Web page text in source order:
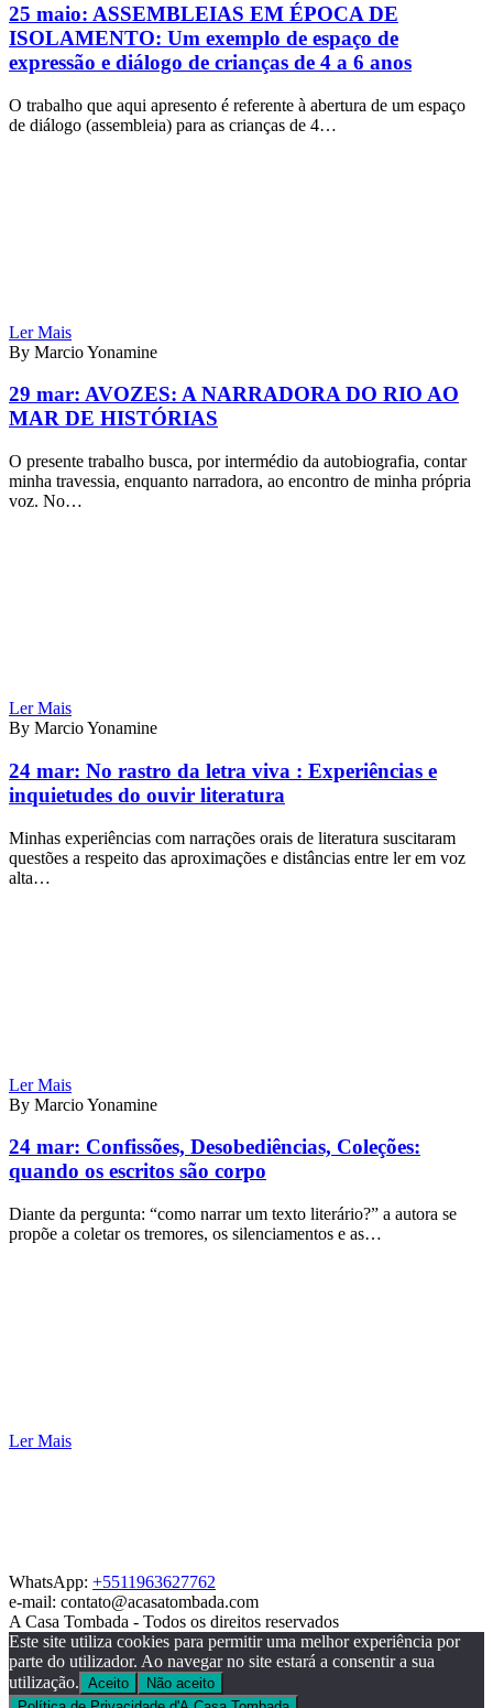
25 maio: ASSEMBLEIAS EM ÉPOCA DE
ISOLAMENTO: Um exemplo de espaço de
expressão e diálogo de crianças de 4 a 6 anos
O trabalho que aqui apresento é referente à abertura de um espaço
de diálogo (assembleia) para as crianças de 4…
Ler Mais
By Marcio Yonamine
29 mar: AVOZES: A NARRADORA DO RIO AO
MAR DE HISTÓRIAS
O presente trabalho busca, por intermédio da autobiografia, contar
minha travessia, enquanto narradora, ao encontro de minha própria
voz. No…
Ler Mais
By Marcio Yonamine
24 mar: No rastro da letra viva : Experiências e
inquietudes do ouvir literatura
Minhas experiências com narrações orais de literatura suscitaram
questões a respeito das aproximações e distâncias entre ler em voz
alta…
Ler Mais
By Marcio Yonamine
24 mar: Confissões, Desobediências, Coleções:
quando os escritos são corpo
Diante da pergunta: “como narrar um texto literário?” a autora se
propõe a coletar os tremores, os silenciamentos e as…
Ler Mais
WhatsApp: +5511963627762
e-mail: contato@acasatombada.com
A Casa Tombada - Todos os direitos reservados
Este site utiliza cookies para permitir uma melhor experiência por
parte do utilizador. Ao navegar no site estará a consentir a sua
utilização. Aceito
Não aceito